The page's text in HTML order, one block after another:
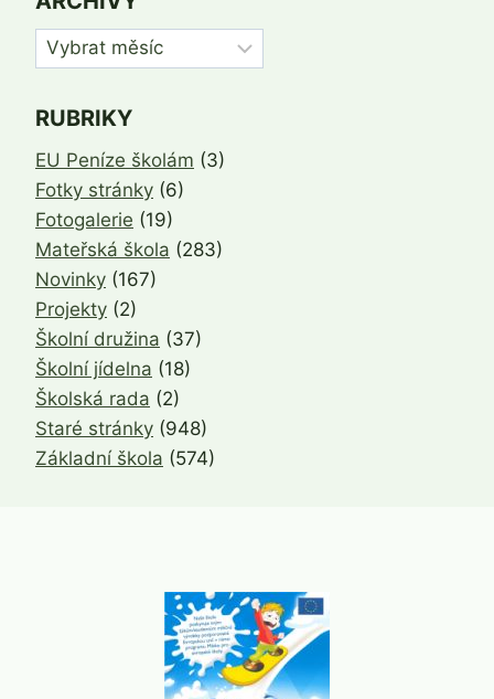
Archivy
RUBRIKY
EU Peníze školám (3)
Fotky stránky (6)
Fotogalerie (19)
Mateřská škola (283)
Novinky (167)
Projekty (2)
Školní družina (37)
Školní jídelna (18)
Školská rada (2)
Staré stránky (948)
Základní škola (574)